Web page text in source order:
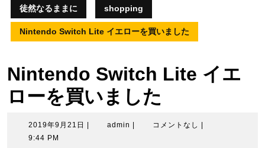
ー
徒然なるままに shopping
Nintendo Switch Lite イエローを買いました
Nintendo Switch Lite イエ
ローを買いました
2019年9月21日
2019 admin adminコメントなし
9:44 PM